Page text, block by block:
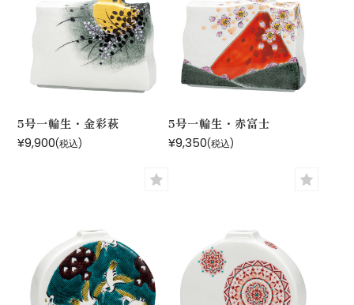
5号一輪生・金彩萩
¥9,900(税込)
5号一輪生・赤富士
¥9,350(税込)